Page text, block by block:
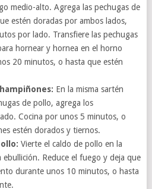
medio-alto. Agrega las pechugas de
estén doradas por ambos lados,
por lado. Transfiere las pechugas
hornear y hornea en el horno
20 minutos, o hasta que estén
En la misma sartén
de pollo, agrega los
Cocina por unos 5 minutos, o
estén dorados y tiernos.
Vierte el caldo de pollo en la
ebullición. Reduce el fuego y deja que
durante unos 10 minutos, o hasta